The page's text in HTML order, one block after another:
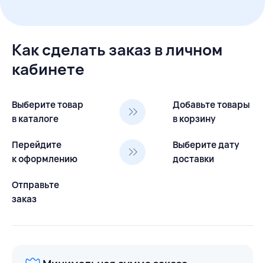
Как сделать заказ в личном
кабинете
Выберите товар
в каталоге
Добавьте товары
в корзину
Перейдите
к оформлению
Выберите дату
доставки
Отправьте
заказ